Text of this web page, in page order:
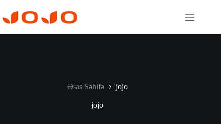
content
Əsas Səhifə jojo
jojo